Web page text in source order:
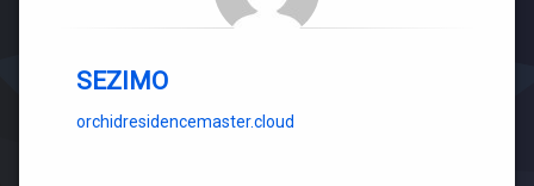
SEZIMO
orchidresidencemaster.cloud